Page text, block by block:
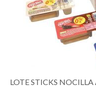
LOTE STICKS